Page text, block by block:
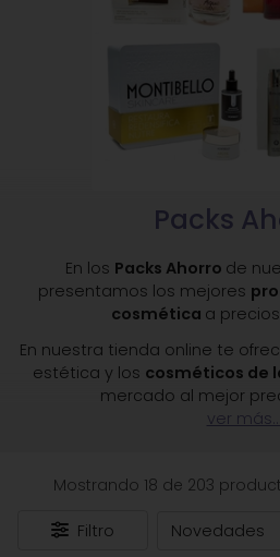
Packs
En los Packs Ahorro de
presentamos los mejores
cosmética a
En nuestra tienda online te
estética y los cosméticos de
mercado al mejor
ver más...
Mostrando 18 de 203
Filtro